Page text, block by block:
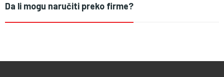
Da li mogu naručiti preko firme?